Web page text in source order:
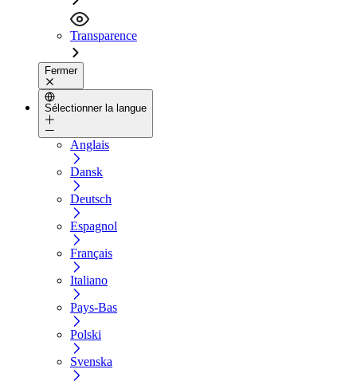
Transparence
Fermer
Sélectionner la langue
Anglais
Dansk
Deutsch
Espagnol
Français
Italiano
Pays-Bas
Polski
Svenska